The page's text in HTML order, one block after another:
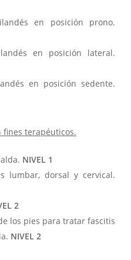
en posición prono.
en posición lateral.
en posición sedente.
fines terapéuticos.
NIVEL 1
lumbar, dorsal y cervical.
2
los pies para tratar fascitis
NIVEL 2